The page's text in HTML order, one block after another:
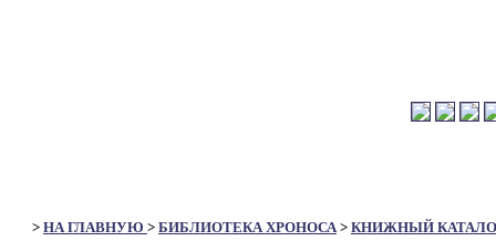
> НА ГЛАВНУЮ > БИБЛИОТЕКА ХРОНОСА> КНИЖНЫЙ